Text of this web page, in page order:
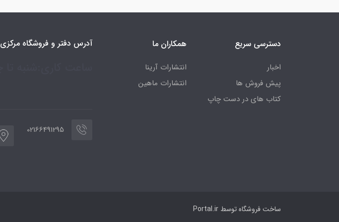
دسترسی سریع
اخبار
پیش فروش ها
کتاب های در دست چاپ
همکاران ما
انتشارات آرینا
انتشارات ماهین
آدرس دفتر و فروشگاه مرکزی
02166491295
ساخت فروشگاه توسط Portal.ir